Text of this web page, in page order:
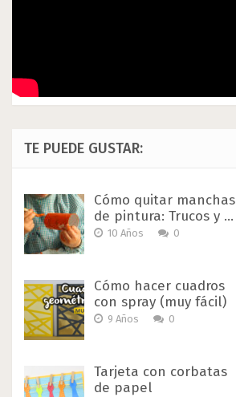
TE PUEDE GUSTAR:
Cómo quitar manchas
de pintura: Trucos y …
10 Años 0
Cómo hacer cuadros
con spray (muy fácil)
9 Años 0
Tarjeta con corbatas
de papel